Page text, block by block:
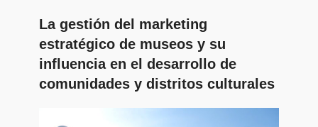
La gestión del marketing
estratégico de museos y su
influencia en el desarrollo de
comunidades y distritos culturales